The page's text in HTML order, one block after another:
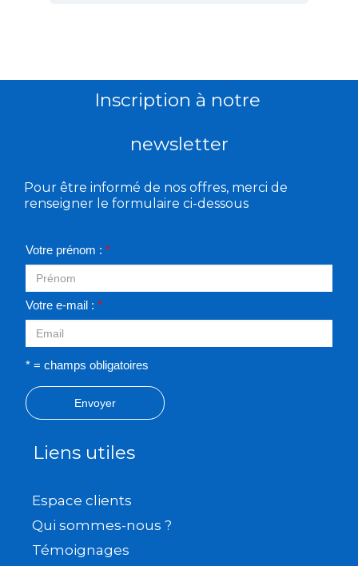
Inscription à notre
newsletter
Pour être informé de nos offres, merci de
renseigner le formulaire ci-dessous
Votre prénom : *
Votre e-mail : *
* = champs obligatoires
Envoyer
Liens utiles
Espace clients
Qui sommes-nous ?
Témoignages